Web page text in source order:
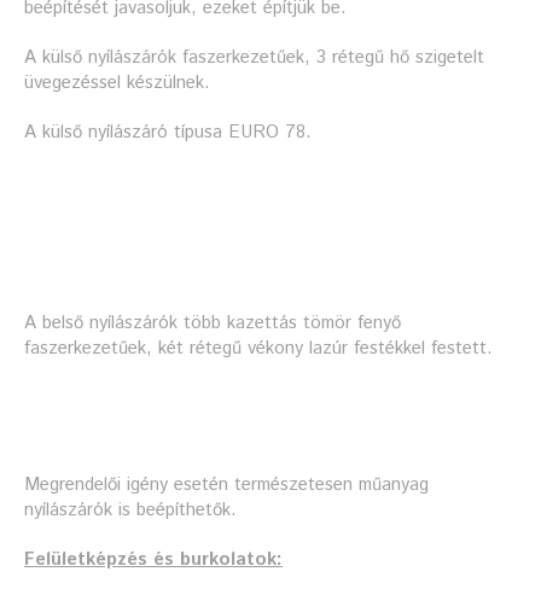
beépítését javasoljuk, ezeket építjük be.
A külső nyílászárók faszerkezetűek, 3 rétegű hő szigetelt
üvegezéssel készülnek.
A külső nyílászáró típusa EURO 78.
A belső nyílászárók több kazettás tömör fenyő
faszerkezetűek, két rétegű vékony lazúr festékkel festett.
Megrendelői igény esetén természetesen műanyag
nyílászárók is beépíthetők.
Felületképzés és burkolatok: